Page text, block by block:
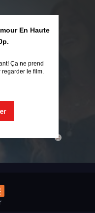
close
En Haute
Ça ne prend
le film.